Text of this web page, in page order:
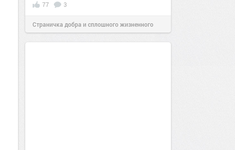
77 3
Страничка добра и сплошного жизненного
позитива!10:27 15 июл 2019